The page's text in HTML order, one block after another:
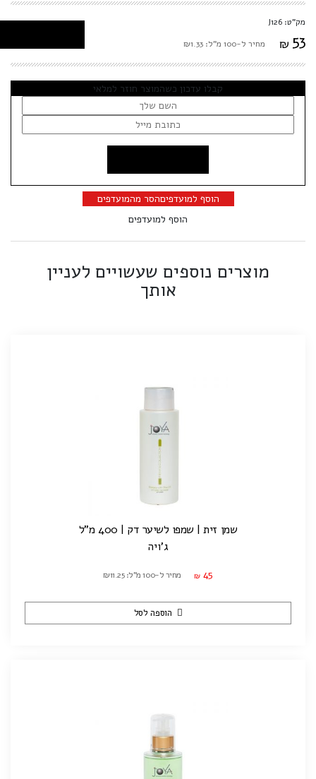
מק"ט: J126
₪ 53 מחיר ל-100 מ"ל: ₪1.33
קבלו עדכון כשהמוצר חוזר למלאי
הוסף למועדפיםהסר מהמועדפים
הוסף למועדפים
מוצרים נוספים שעשויים לעניין
אותך
שמן זית | שמפו לשיער דק | 400 מ"ל
ג'ויה
₪ 45 מחיר ל-100 מ"ל: ₪11.25
הוספה לסל